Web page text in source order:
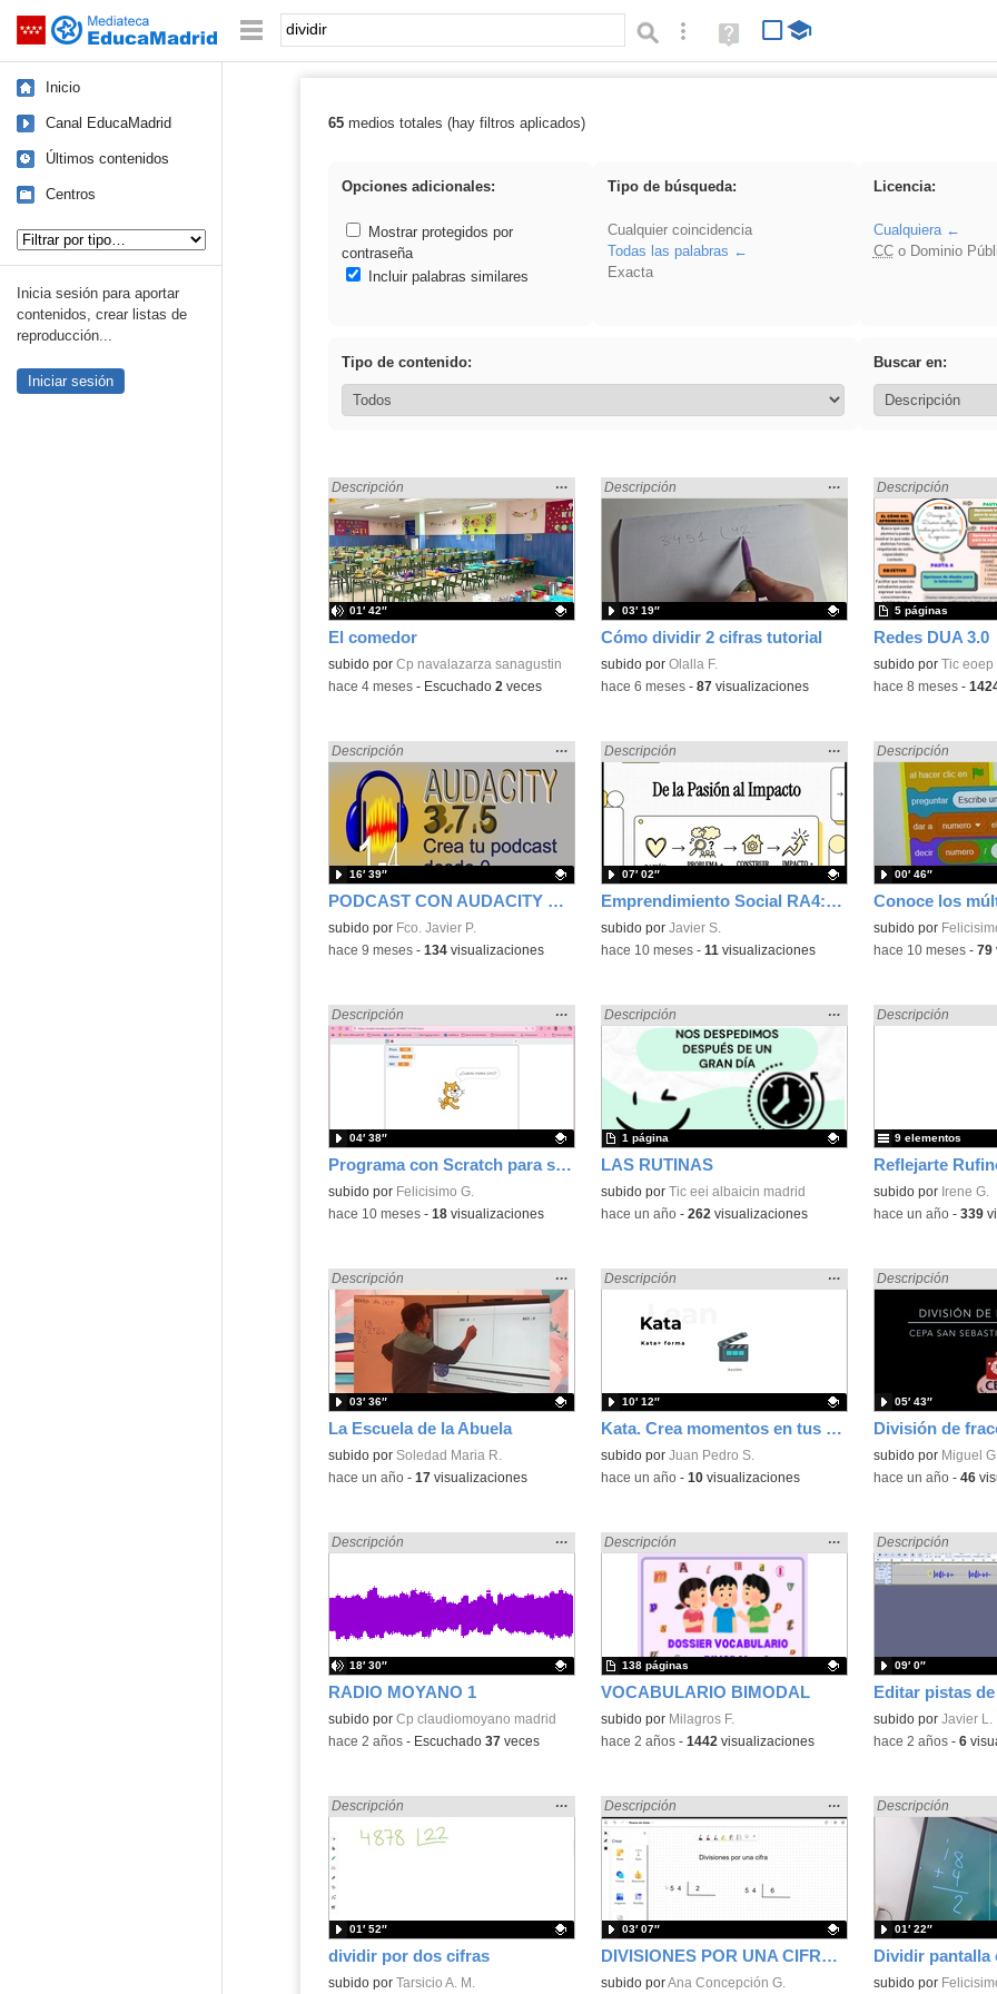
Saltar navegación Palabra o frase: Búsqueda avanzada
Ayuda
(en
Inicio
Canal EducaMadrid
Últimos contenidos
Centros
Inicia sesión para aportar
contenidos, crear listas de
reproducción...
Iniciar sesión
Resultados de: dividir
65medios totales (hay filtros aplicados)
Opciones adicionales:
Mostrar protegidos por
contraseña
Incluir palabras similares
Tipo de búsqueda:
Cualquier coincidencia
Todas las palabras
Exacta
Licencia:
Cualquiera
CCo Dominio
Tipo de contenido: Buscar en:
El comedor
Encontrado «dividir» en:
Descripción
Mostrar
la
ubicación
…
Contenido educativo.
subido por Cp navalazarza sanagustin
01′ 42″
-hace 4 meses- Escuchado 2 veces
Cómo dividir 2 cifras tutorial
Encontrado «dividir» en:
Descripción
Mostrar
la
ubicación
búsqueda
…
Contenido educativo.
subido por Olalla F.
03′ 19″
-hace 6 meses- 87visualizaciones
Redes DUA 3.0
Encontrado
Descripción
Contenido
subido por Tic eoep
5 páginas
-hace 8 meses-
PODCAST CON AUDACITY PASO 1 DE 4
Encontrado «dividir» en:
Descripción
Mostrar
la
ubicación
…
Contenido educativo.
subido por Fco. Javier P.
16′ 39″
-hace 9 meses- 134visualizaciones
Emprendimiento Social RA4: De_la_Pasión_a_la_Realidad: testeando y construyendo
Encontrado «dividir» en:
Descripción
Mostrar
la
búsqueda
…
Contenido educativo.
subido por Javier S.
07′ 02″
-hace 10 meses- 11 visualizaciones
Encontrado
Descripción
Contenido
subido por
00′ 46″
-hace 10 meses- 79
Programa con Scratch para saber el Índice de Masa Corporal, preguntando altura y peso.
Encontrado «dividir» en:
Descripción
Mostrar
la
búsqueda
…
Contenido educativo.
subido por Felicisimo G.
04′ 38″
-hace 10 meses- 18visualizaciones
LAS RUTINAS
Encontrado «dividir» en:
Descripción
Mostrar
la
…
Contenido educativo.
subido por Tic eei albaicin madrid
1 página
-hace un año- 262 visualizaciones
Reflejarte
Encontrado
Descripción
Contenido educativo.
subido por Irene G.
9 elementos
-hace un año- 339
La Escuela de la Abuela
Encontrado «dividir» en:
Descripción
Mostrar
la
de la
búsqueda
…
Contenido educativo.
subido por Soledad Maria R.
03′ 36″
-hace un año- 17visualizaciones
Kata. Crea momentos en tus presentaciones que nunca olviden
Encontrado «dividir» en:
Descripción
Mostrar
la
…
Contenido educativo.
subido por Juan Pedro S.
10′ 12″
-hace un año- 10visualizaciones
División de
Encontrado
Descripción
Contenido educativo.
subido por Miguel G.
05′ 43″
-hace un año- 46
RADIO MOYANO 1
Encontrado «dividir» en:
Descripción
Mostrar
la
de la
…
Contenido educativo.
subido por Cp claudiomoyano madrid
18′ 30″
-hace 2 años- Escuchado 37veces
VOCABULARIO BIMODAL
Encontrado «dividir» en:
Descripción
Mostrar
la
ubicación
…
Contenido educativo.
subido por Milagros F.
138 páginas
-hace 2 años- 1442 visualizaciones
Editar pistas
Encontrado
Descripción
Contenido educativo.
subido por Javier L.
09′ 0″
-hace 2 años- 6
dividir por dos cifras
Encontrado «dividir» en:
Descripción
Mostrar
la
ubicación
búsqueda
…
Contenido educativo.
subido por Tarsicio A. M.
01′ 52″
DIVISIONES POR UNA CIFRA CON RESTO 0
Encontrado «dividir» en:
Descripción
Mostrar
la
…
Contenido educativo.
subido porAna Concepción G.
03′ 07″
Encontrado
Descripción
Contenido
subido por
01′ 22″